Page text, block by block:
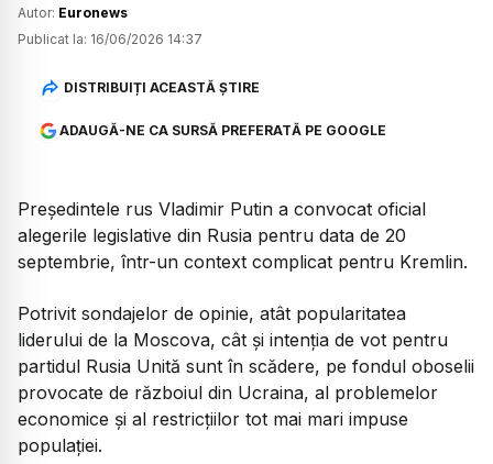
Autor: Euronews
Publicat la: 16/06/2026 14:37
DISTRIBUIȚI ACEASTĂ ȘTIRE
ADAUGĂ-NE CA SURSĂ PREFERATĂ PE GOOGLE
Președintele rus Vladimir Putin a convocat oficial
alegerile legislative din Rusia pentru data de 20
septembrie, într-un context complicat pentru Kremlin.
Potrivit sondajelor de opinie, atât popularitatea
liderului de la Moscova, cât și intenția de vot pentru
partidul Rusia Unită sunt în scădere, pe fondul oboselii
provocate de războiul din Ucraina, al problemelor
economice și al restricțiilor tot mai mari impuse
populației.